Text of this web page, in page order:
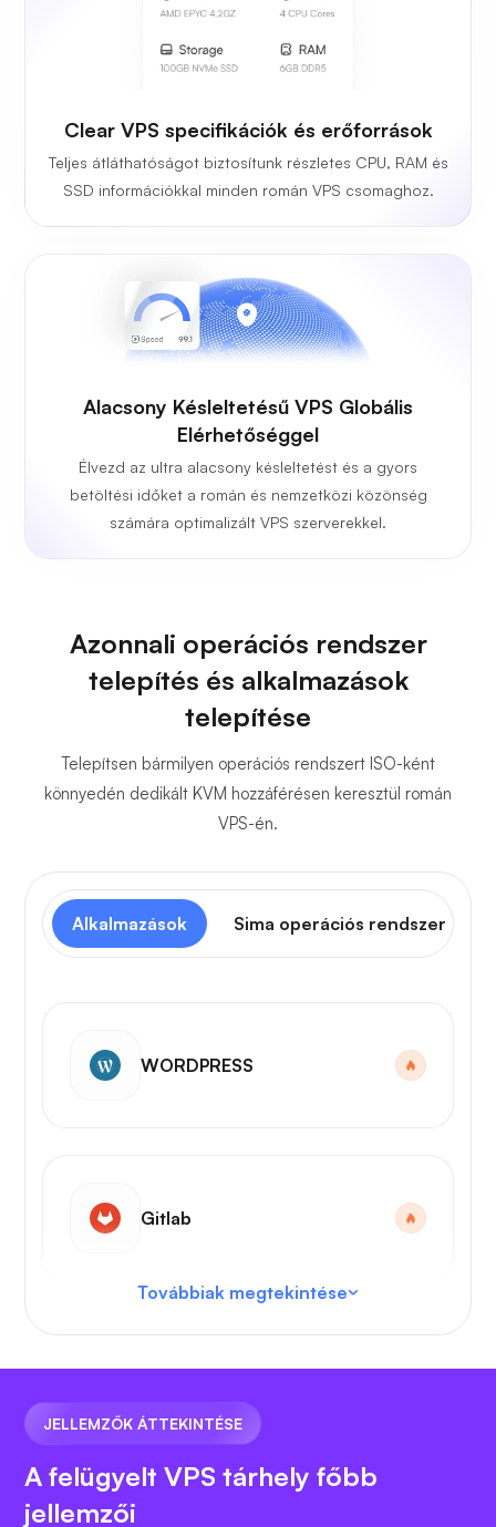
Clear VPS specifikációk és erőforrások
Teljes átláthatóságot biztosítunk részletes CPU, RAM és
SSD információkkal minden román VPS csomaghoz.
Alacsony Késleltetésű VPS Globális
Elérhetőséggel
Élvezd az ultra alacsony késleltetést és a gyors
betöltési időket a román és nemzetközi közönség
számára optimalizált VPS szerverekkel.
Azonnali operációs rendszer
telepítés és alkalmazások
telepítése
Telepítsen bármilyen operációs rendszert ISO-ként
könnyedén dedikált KVM hozzáférésen keresztül román
VPS-én.
Alkalmazások Sima operációs rendszer
WORDPRESS
Gitlab
VS kód
Továbbiak megtekintése
JELLEMZŐK ÁTTEKINTÉSE
A felügyelt VPS tárhely főbb
jellemzői